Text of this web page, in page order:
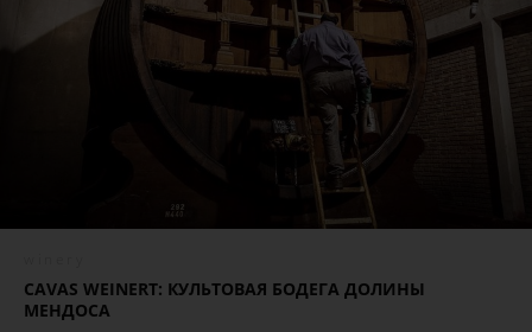
CAVAS WEINERT: КУЛЬТОВАЯ БОДЕГА ДОЛИНЫ
МЕНДОСА